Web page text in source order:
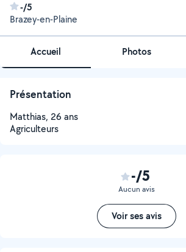
-/5
Brazey-en-Plaine
Accueil Photos
Présentation
Matthias, 26 ans
Agriculteurs
-/5
Aucun avis
Voir ses avis